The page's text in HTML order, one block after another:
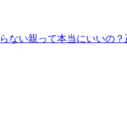
ない親って本当にいいの？